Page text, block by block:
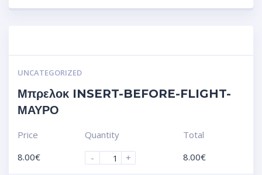
UNCATEGORIZED
Μπρελοκ INSERT-BEFORE-FLIGHT-
ΜΑΥΡΟ
Price
8.00€
Quantity
-
+
Total
8.00€